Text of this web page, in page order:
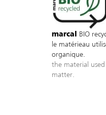
marcal
BIO
le matérieau
organique.
the material
matter.